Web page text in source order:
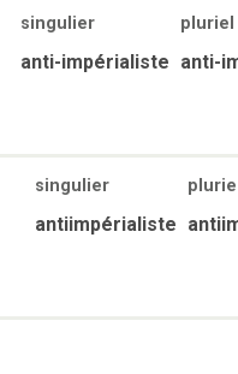
singulier
pluriel
anti-impérialiste anti-
singulier
antiimpérialiste